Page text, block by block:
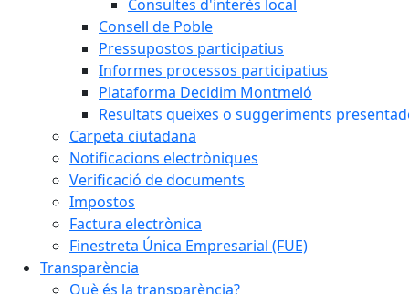
Consultes d'interès local
Consell de Poble
Pressupostos participatius
Informes processos participatius
Plataforma Decidim Montmeló
Resultats queixes o suggeriments
Carpeta ciutadana
Notificacions electròniques
Verificació de documents
Impostos
Factura electrònica
Finestreta Única Empresarial (FUE)
Transparència
Què és la transparència?